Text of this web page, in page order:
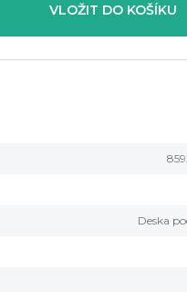
VLOŽIT DO KOŠÍKU
Deska